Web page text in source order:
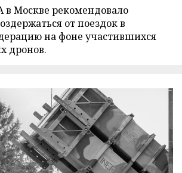
в Москве рекомендовало
от поездок в
на фоне участившихся
дронов.